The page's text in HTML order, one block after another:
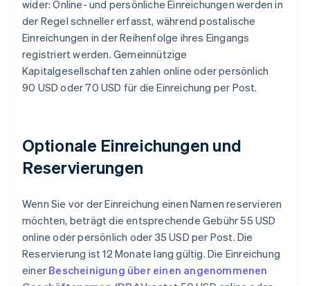
wider: Online- und persönliche Einreichungen werden in
der Regel schneller erfasst, während postalische
Einreichungen in der Reihenfolge ihres Eingangs
registriert werden. Gemeinnützige
Kapitalgesellschaften zahlen online oder persönlich
90 USD oder 70 USD für die Einreichung per Post.
Optionale Einreichungen und
Reservierungen
Wenn Sie vor der Einreichung einen Namen reservieren
möchten, beträgt die entsprechende Gebühr 55 USD
online oder persönlich oder 35 USD per Post. Die
Reservierung ist 12 Monate lang gültig. Die Einreichung
einer Bescheinigung über einen angenommenen